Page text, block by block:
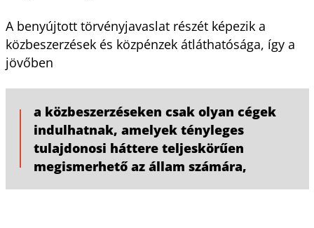
A benyújtott törvényjavaslat részét képezik a
közbeszerzések és közpénzek átláthatósága, így a
jövőben
a közbeszerzéseken csak olyan cégek
indulhatnak, amelyek tényleges
tulajdonosi háttere teljeskörűen
megismerhető az állam számára,